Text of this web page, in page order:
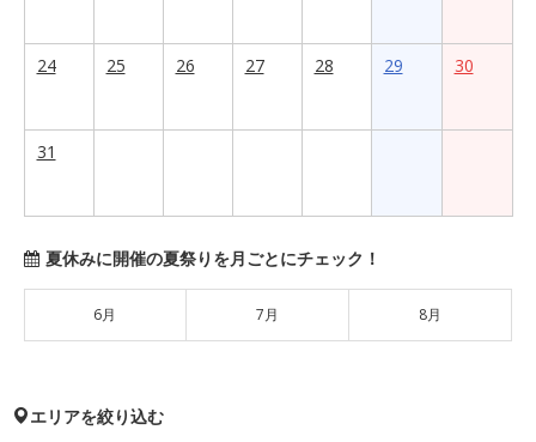
24 25 26 27 28 29 30
31
夏休みに開催の夏祭りを月ごとにチェック！
6月 7月 8月
エリアを絞り込む